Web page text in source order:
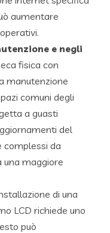
aumentare
e negli
fisica con
manutenzione
comuni degli
a guasti
del
complessi da
una maggiore
di una
LCD richiede uno
può